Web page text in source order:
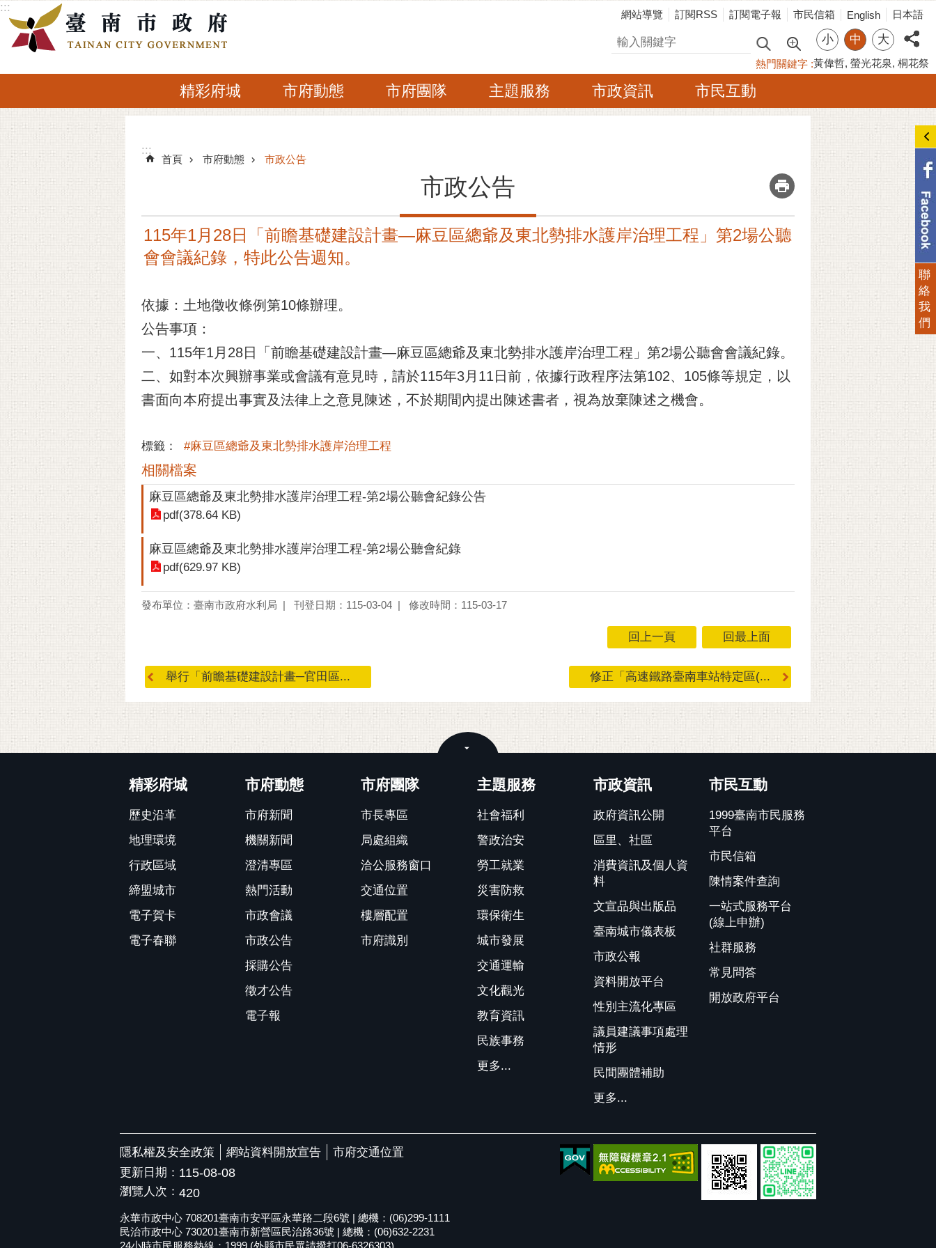
跳到主要內容區塊
:::
網站導覽 訂閱RSS 訂閱電子報 市民信箱 English 日本語
搜尋 小 中 大
熱門關鍵字 黃偉哲 螢光花泉 桐花祭
精彩府城 市府動態 市府團隊 主題服務 市政資訊 市民互動
:::
:::
首頁 市府動態 市政公告
市政公告 _
115年1月28日「前瞻基礎建設計畫—麻豆區總爺及東北勢排水護岸治理工程」第2場公聽
會會議紀錄，特此公告週知。
依據：土地徵收條例第10條辦理。
公告事項：
一、115年1月28日「前瞻基礎建設計畫—麻豆區總爺及東北勢排水護岸治理工程」第2場公聽會會議紀錄。
二、如對本次興辦事業或會議有意見時，請於115年3月11日前，依據行政程序法第102、105條等規定，以
書面向本府提出事實及法律上之意見陳述，不於期間內提出陳述書者，視為放棄陳述之機會。
標籤： #麻豆區總爺及東北勢排水護岸治理工程
相關檔案
麻豆區總爺及東北勢排水護岸治理工程-第2場公聽會紀錄公告
pdf(378.64 KB)
麻豆區總爺及東北勢排水護岸治理工程-第2場公聽會紀錄
pdf(629.97 KB)
發布單位：臺南市政府水利局 刊登日期：115-03-04 修改時間：115-03-17
回上一頁 回最上面
舉行「前瞻基礎建設計畫─官田區... 修正「高速鐵路臺南車站特定區(...
精彩府城
歷史沿革
地理環境
行政區域
締盟城市
電子賀卡
電子春聯
市府動態
市府新聞
機關新聞
澄清專區
熱門活動
市政會議
市政公告
採購公告
徵才公告
電子報
市府團隊
市長專區
局處組織
洽公服務窗口
交通位置
樓層配置
市府識別
主題服務
社會福利
警政治安
勞工就業
災害防救
環保衛生
城市發展
交通運輸
文化觀光
教育資訊
民族事務
更多...
市政資訊
政府資訊公開
區里、社區
消費資訊及個人資
料
文宣品與出版品
臺南城市儀表板
市政公報
資料開放平台
性別主流化專區
議員建議事項處理
情形
民間團體補助
更多...
市民互動
1999臺南市民服務
平台
市民信箱
陳情案件查詢
一站式服務平台
(線上申辦)
社群服務
常見問答
開放政府平台
隱私權及安全政策 網站資料開放宣告
市府交通位置
更新日期： 115-08-08
瀏覽人次： 420
永華市政中心 708201臺南市安平區永華路二段6號 | 總機：(06)299-1111
民治市政中心 730201臺南市新營區民治路36號 | 總機：(06)632-2231
24小時市民服務熱線：1999 (外縣市民眾請撥打06-6326303)
聯
絡
我
們